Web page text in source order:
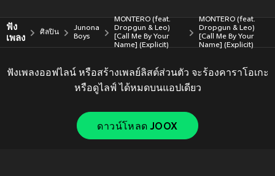
ฟัง
เพลง
ศิลปิน
Junona
Boys
MONTERO (feat.
Dropgun & Leo)
[Call Me By Your
Name] (Explicit)
MONTERO (feat.
Dropgun & Leo)
[Call Me By Your
Name] (Explicit)
ฟังเพลงออฟไลน์ หรือสร้างเพลย์ลิสต์ส่วนตัว จะร้องคาราโอเกะ
หรือดูไลฟ์ ได้หมดบนแอปเดียว
ดาวน์โหลด JOOX